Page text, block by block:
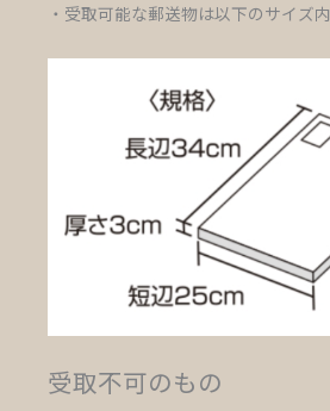
・受取可能な郵送物は以下のサイズ内
受取不可のもの